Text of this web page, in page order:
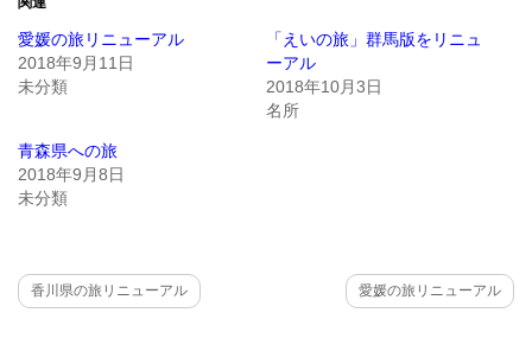
有
(新
し
い
ウ
ド
ウ
で
開
き
リ
ッ
ク
い
(新
ド
ウ
で
愛媛の旅リニューアル
2018年9月11日
未分類
「えいの旅」群馬版をリニュ
ーアル
2018年10月3日
名所
青森県への旅
2018年9月8日
未分類
香川県の旅リニューアル 愛媛の旅リニューアル